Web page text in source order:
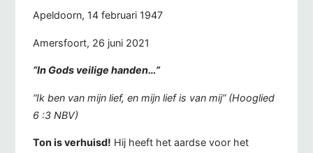
Apeldoorn, 14 februari 1947
Amersfoort, 26 juni 2021
“In Gods veilige handen…”
“Ik ben van mijn lief, en mijn lief is van mij” (Hooglied
6 :3 NBV)
Ton is verhuisd! Hij heeft het aardse voor het